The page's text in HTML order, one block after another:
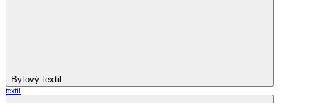
Bytový textil
textil